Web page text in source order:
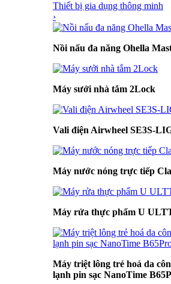
Thiết bị gia dụng thông minh
›
Nồi nấu đa năng Ohella
Máy sưởi nhà tắm 2Lock
Vali điện Airwheel SE3S-
Máy nước nóng trực tiếp
Máy rửa thực phẩm U
Máy triệt lông trẻ hoá da
lạnh pin sạc NanoTime